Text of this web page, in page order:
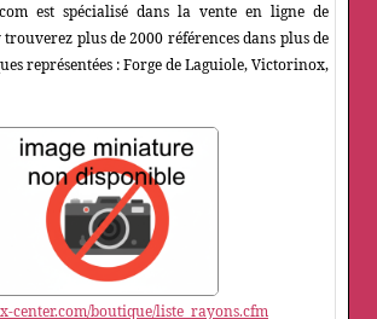
est spécialisé dans la vente en ligne de
plus de 2000 références dans plus de
représentées : Forge de Laguiole, Victorinox,
center.com/boutique/liste_rayons.cfm